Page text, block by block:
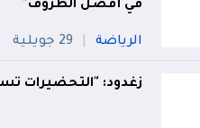
في أفضل الظروف"
الرياضة 29 جويلية
زغدود: "التحضيرات